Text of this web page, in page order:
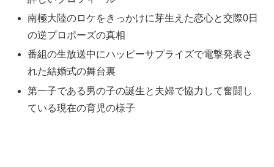
南極大陸のロケをきっかけに芽生えた恋心と交際0日
の逆プロポーズの真相
番組の生放送中にハッピーサプライズで電撃発表さ
れた結婚式の舞台裏
第一子である男の子の誕生と夫婦で協力して奮闘し
ている現在の育児の様子